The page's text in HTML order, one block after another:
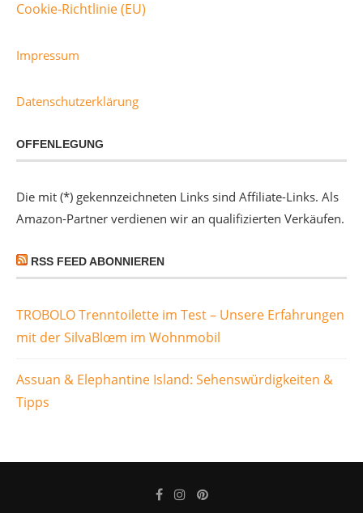
Cookie-Richtlinie (EU)
Impressum
Datenschutzerklärung
OFFENLEGUNG
Die mit (*) gekennzeichneten Links sind Affiliate-Links. Als
Amazon-Partner verdienen wir an qualifizierten Verkäufen.
RSS FEED ABONNIEREN
TROBOLO Trenntoilette im Test – Unsere Erfahrungen
mit der SilvaBlœm im Wohnmobil
Assuan & Elephantine Island: Sehenswürdigkeiten &
Tipps